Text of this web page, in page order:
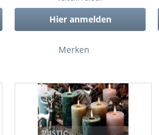
Hier anmelden
Merken